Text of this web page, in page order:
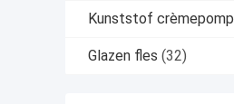
Kunststof crèmepomp
Glazen fles (32)